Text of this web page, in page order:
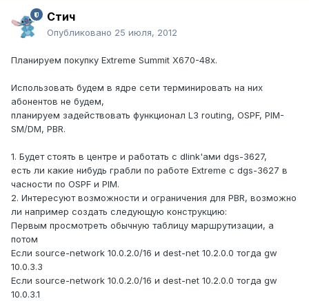
Стич
Опубликовано 25 июля, 2012
Планируем покупку Extreme Summit X670-48x.
Использовать будем в ядре сети терминировать на них
абонентов не будем,
планируем задействовать функционал L3 routing, OSPF, PIM-
SM/DM, PBR.
1. Будет стоять в центре и работать с dlink'ами dgs-3627,
есть ли какие нибудь грабли по работе Extreme с dgs-3627 в
часности по OSPF и PIM.
2. Интересуют возможности и ограничения для PBR, возможно
ли например создать следующую конструкцию:
Первым просмотреть обычную таблицу маршрутизации, а
потом
Если source-network 10.0.2.0/16 и dest-net 10.2.0.0 тогда gw
10.0.3.3
Если source-network 10.0.2.0/16 и dest-net 10.2.0.0 тогда gw
10.0.3.1